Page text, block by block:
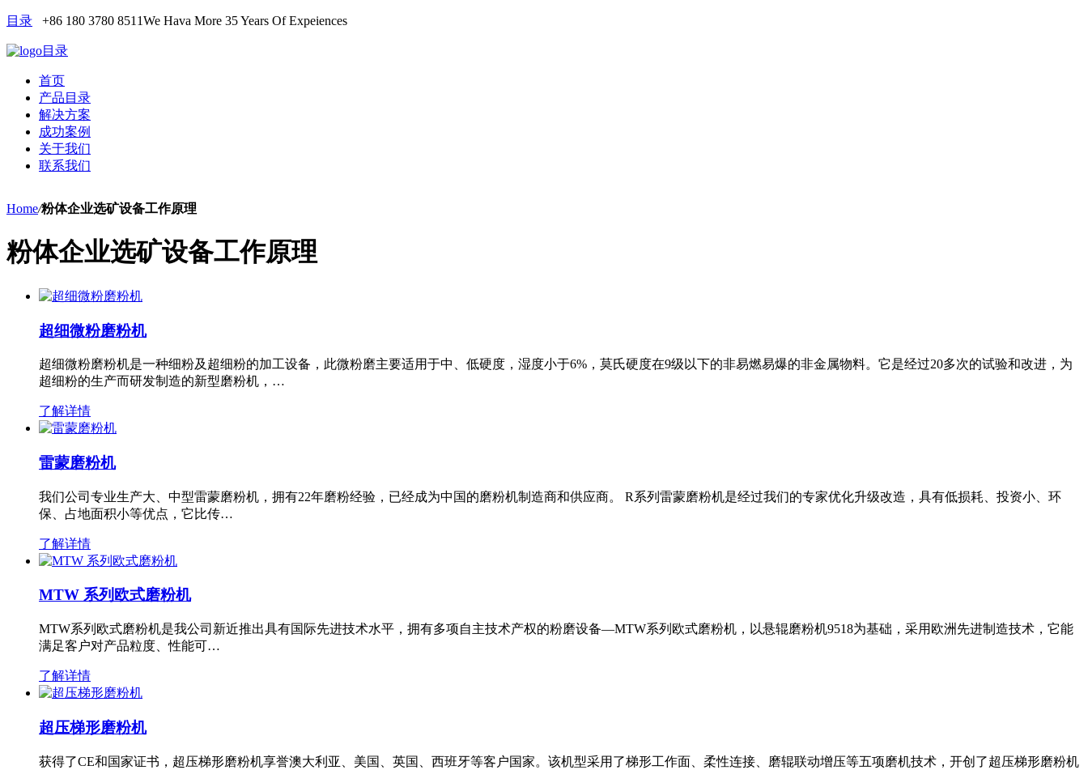
目录 +86 180 3780 8511We Hava More 35 Years Of Expeiences
目录
首页
产品目录
解决方案
成功案例
关于我们
联系我们
Home/粉体企业选矿设备工作原理
粉体企业选矿设备工作原理
超细微粉磨粉机
超细微粉磨粉机是一种细粉及超细粉的加工设备，此微粉磨主要适用于中、低硬度，湿度小于6%，莫氏硬度在9级以下的非易燃易爆的非金属物料。它是经过20多次的试验和改进，为
超细粉的生产而研发制造的新型磨粉机，…
了解详情
雷蒙磨粉机
我们公司专业生产大、中型雷蒙磨粉机，拥有22年磨粉经验，已经成为中国的磨粉机制造商和供应商。 R系列雷蒙磨粉机是经过我们的专家优化升级改造，具有低损耗、投资小、环
保、占地面积小等优点，它比传…
了解详情
MTW 系列欧式磨粉机
MTW系列欧式磨粉机是我公司新近推出具有国际先进技术水平，拥有多项自主技术产权的粉磨设备—MTW系列欧式磨粉机，以悬辊磨粉机9518为基础，采用欧洲先进制造技术，它能
满足客户对产品粒度、性能可…
了解详情
超压梯形磨粉机
获得了CE和国家证书，超压梯形磨粉机享誉澳大利亚、美国、英国、西班牙等客户国家。该机型采用了梯形工作面、柔性连接、磨辊联动增压等五项磨机技术，开创了超压梯形磨粉机